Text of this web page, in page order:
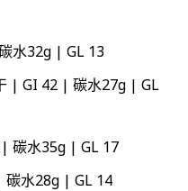
水32g | GL 13
| GI 42 | 碳水27g | GL
碳水35g | GL 17
水28g | GL 14